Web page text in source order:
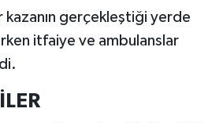
gerçekleştiği yerde
itfaiye ve ambulanslar